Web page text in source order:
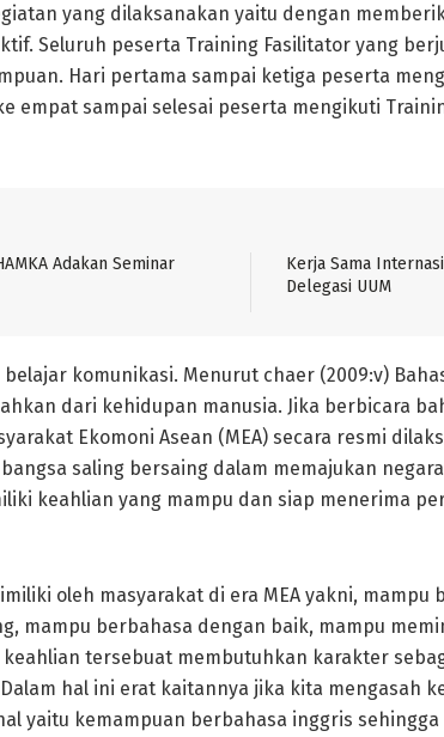
yang dilaksanakan yaitu dengan
Seluruh peserta Training Fasilitator yang
Hari pertama sampai ketiga peserta
empat sampai selesai peserta mengikuti
Adakan Seminar
Kerja Sama
Delegasi UUM
komunikasi. Menurut chaer (2009:v)
dari kehidupan manusia. Jika berbicara
Ekomoni Asean (MEA) secara resmi
bangsa saling bersaing dalam memajukan
keahlian yang mampu dan siap menerima
oleh masyarakat di era MEA yakni, mampu
mampu berbahasa dengan baik, mampu
keahlian tersebuat membutuhkan karakter
hal ini erat kaitannya jika kita mengasah
yaitu kemampuan berbahasa inggris